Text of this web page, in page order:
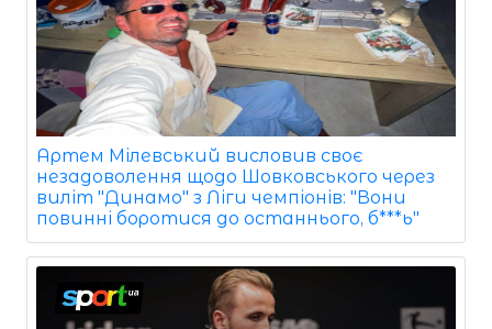
Артем Мілевський висловив своє
незадоволення щодо Шовковського через
виліт "Динамо" з Ліги чемпіонів: "Вони
повинні боротися до останнього, б***ь"